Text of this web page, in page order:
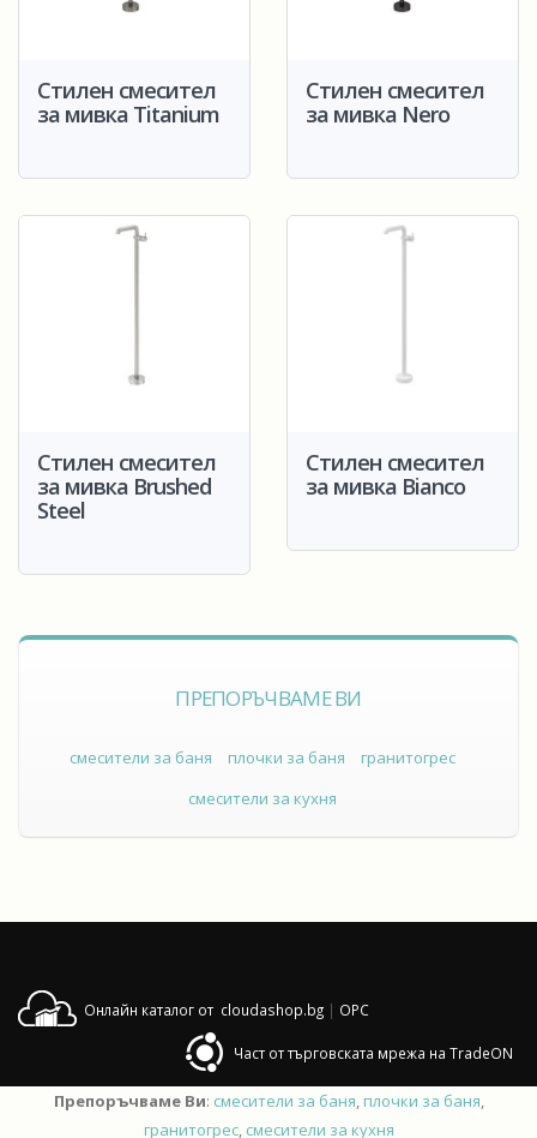
Стилен смесител
за мивка Titanium
Стилен смесител
за мивка Nero
Стилен смесител
за мивка Brushed
Steel
Стилен смесител
за мивка Bianco
ПРЕПОРЪЧВАМЕ ВИ
смесители за баня плочки за баня
гранитогрес
смесители за кухня
Онлайн каталог от cloudashop.bg | OPC
Част от търговската мрежа на TradeON
Препоръчваме Ви: смесители за баня, плочки за баня,
гранитогрес, смесители за кухня